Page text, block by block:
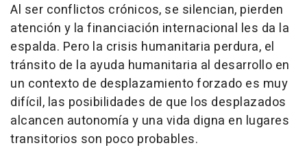
Al ser conflictos crónicos, se silencian, pierden
atención y la financiación internacional les da la
espalda. Pero la crisis humanitaria perdura, el
tránsito de la ayuda humanitaria al desarrollo en
un contexto de desplazamiento forzado es muy
difícil, las posibilidades de que los desplazados
alcancen autonomía y una vida digna en lugares
transitorios son poco probables.